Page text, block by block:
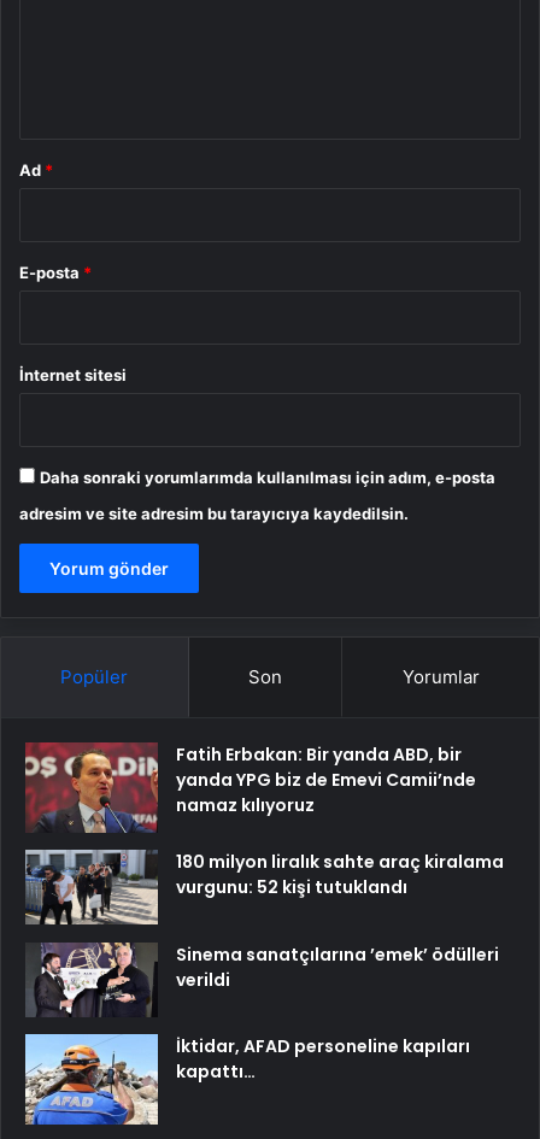
Ad *
E-posta *
İnternet sitesi
Daha sonraki yorumlarımda kullanılması için adım, e-posta
adresim ve site adresim bu tarayıcıya kaydedilsin.
Popüler Son Yorumlar
Fatih Erbakan: Bir yanda ABD, bir
yanda YPG biz de Emevi Camii’nde
namaz kılıyoruz
180 milyon liralık sahte araç kiralama
vurgunu: 52 kişi tutuklandı
Sinema sanatçılarına ’emek’ ödülleri
verildi
İktidar, AFAD personeline kapıları
kapattı…